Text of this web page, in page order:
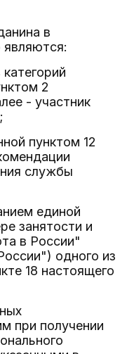
в
2
- участник
пунктом 12
службы
единой
занятости и
в России"
одного из
18 настоящего
при получении